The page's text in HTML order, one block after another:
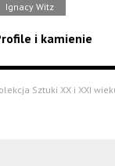
Ignacy Witz
i kamienie
Sztuki XX i XXI